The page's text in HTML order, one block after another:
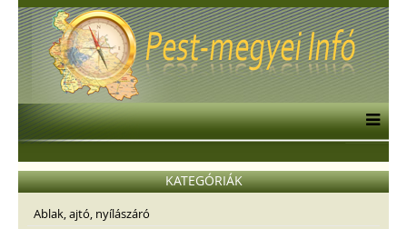
KATEGÓRIÁK
Ablak, ajtó, nyílászáró